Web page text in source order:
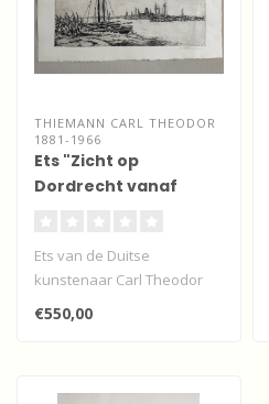
THIEMANN CARL THEODOR
1881-1966
Ets "Zicht op
Dordrecht vanaf
Ets van de Duitse
kunstenaar Carl Theodor
Dordrecht vanaf ..
€550,00